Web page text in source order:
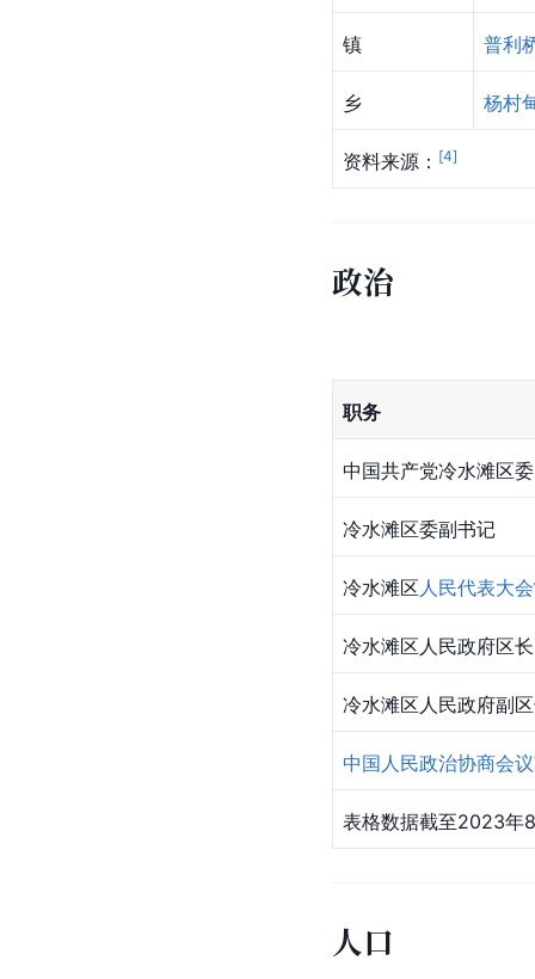
镇 普利
乡 杨村
资料来源： [4]
政治
职务
中国共产党冷水滩区
冷水滩区委副书记
冷水滩区人民代表大会
冷水滩区人民政府区长
冷水滩区人民政府副
中国人民政治协商会议
表格数据截至2023年
人口